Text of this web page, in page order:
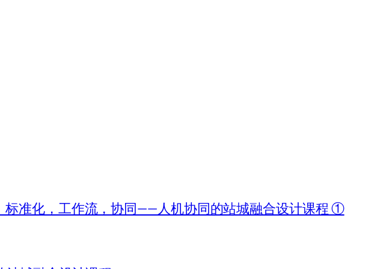
标准化，工作流，协同——人机协同的站城融合设计课程 ①